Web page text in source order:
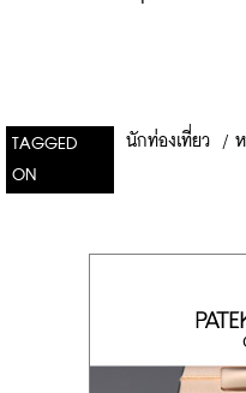
TAGGED
ON
นักท่องเที่ยว /